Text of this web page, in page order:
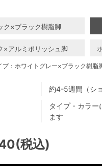
税込)
タイプ・カラー
ます
約4-5週間（シ
ク×ブラック樹脂脚
×アルミポリッシュ脚
プ：ホワイトグレー×ブラック樹脂